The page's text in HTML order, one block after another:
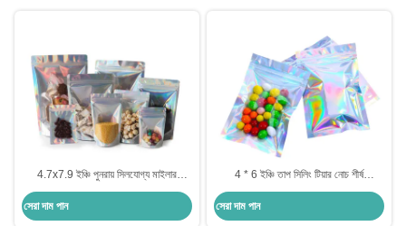
4.7x7.9 ইঞ্চি পুনরায় সিলযোগ্য মাইলার
হোলোগ্রাফিক জিপলক ফয়েল ক্যান্ডি কফি খাদ্য
প্যাকেজিং জন্য স্ট্যান্ড আপ পকেট
সেরা দাম পান
4 * 6 ইঞ্চি তাপ সিলিং টিয়ার নোচ শীর্ষ
অ্যালুমিনিয়াম ফয়েল খাদ্য জুয়েলারী মেকআপ সঞ্চয়
জন্য হোলোগ্রাফিক মাইলার জিপার ব্যাগ
সেরা দাম পান